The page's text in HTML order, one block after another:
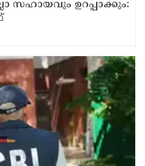
സഹായവും ഉറപ്പാക്കും: